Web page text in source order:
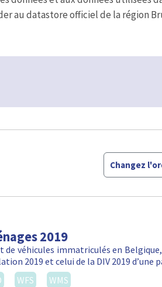
au datastore officiel de la région
Changez
2019
véhicules immatriculés en
2019 et celui de la DIV 2019 d’une
WFS WMS